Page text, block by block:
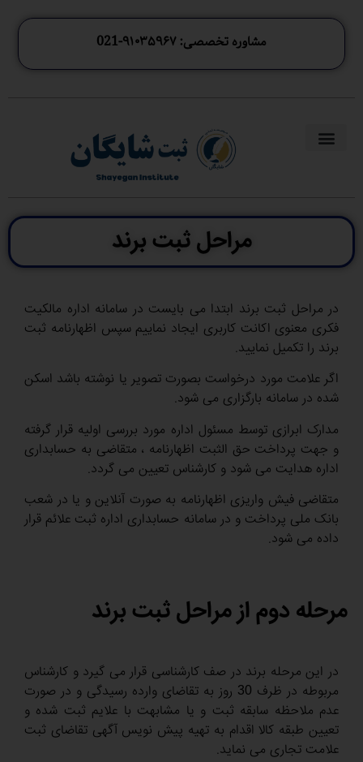
مشاوره تخصصی: ۹۱۰۳۵۹۶۷-021
مراحل ثبت برند
در مراحل ثبت برند ابتدا می بایست در سامانه اداره مالکیت
فکری معنوی اکانت کاربری ایجاد نماییم سپس اظهارنامه ثبت
برند را تکمیل نمایید.
اگر علامت مورد درخواست بصورت تصویر یا نوشته باشد اسکن
شده در سامانه بارگزاری می شود.
مدارک ابرازی توسط مسئول اداره مورد بررسی اولیه قرار گرفته
و جهت پرداخت حق الثبت اظهارنامه ، متقاضی به حسابداری
اداره هدایت می شود و کارشناس تعیین می گردد.
متقاضی فیش واریزی اظهارنامه به صورت آنلاین و یا در شعب
بانک ملی پرداخت و در سامانه حسابداری اداره ثبت علائم قرار
داده می شود.
مرحله دوم از مراحل ثبت برند
در این مرحله برند در صف کارشناسی قرار می گیرد و کارشناس
مربوطه در ظرف 30 روز به تقاضای وارده رسیدگی و در صورت
عدم ملاحظه سابقه ثبت و یا مشابهت با علایم ثبت شده و
تعیین طبقه کالا اقدام به تهیه پیش نویس آگهی تقاضای ثبت
علامت تجاری می نماید.